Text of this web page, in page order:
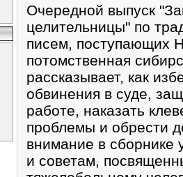
Очередной выпуск
целительницы" по
писем, поступающих
потомственная
рассказывает, как
обвинения в суде,
работе, наказать
проблемы и обрести
внимание в сборнике
и советам,